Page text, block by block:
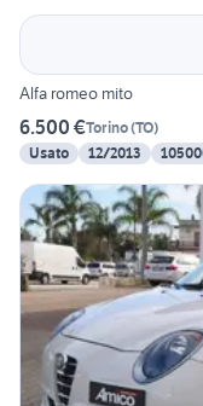
Alfa romeo mito
6.500 €Torino(TO)
Usato
12/2013